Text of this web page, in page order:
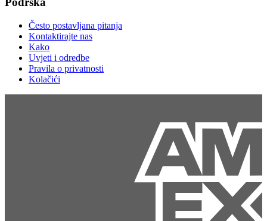
Često postavljana pitanja
Kontaktirajte nas
Kako
Uvjeti i odredbe
Pravila o privatnosti
Kolačići